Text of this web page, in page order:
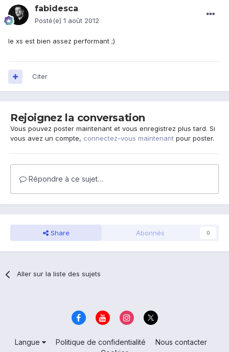
fabidesca
Posté(e) 1 août 2012
le xs est bien assez performant ;)
Citer
Rejoignez la conversation
Vous pouvez poster maintenant et vous enregistrez plus tard. Si
vous avez un compte, connectez-vous maintenant pour poster.
Répondre à ce sujet…
Share Abonnés 0
Aller sur la liste des sujets
Langue Politique de confidentialité
Nous contacter